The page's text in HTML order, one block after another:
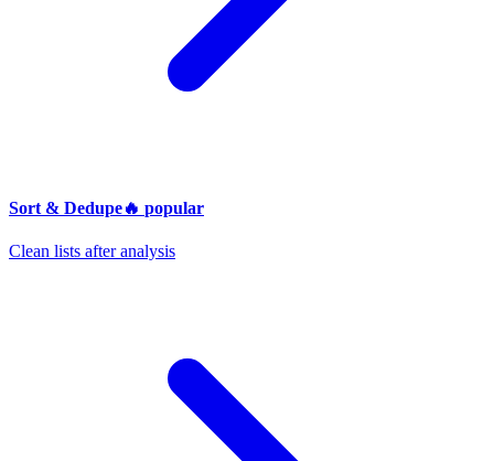
Sort & Dedupe🔥 popular
Clean lists after analysis